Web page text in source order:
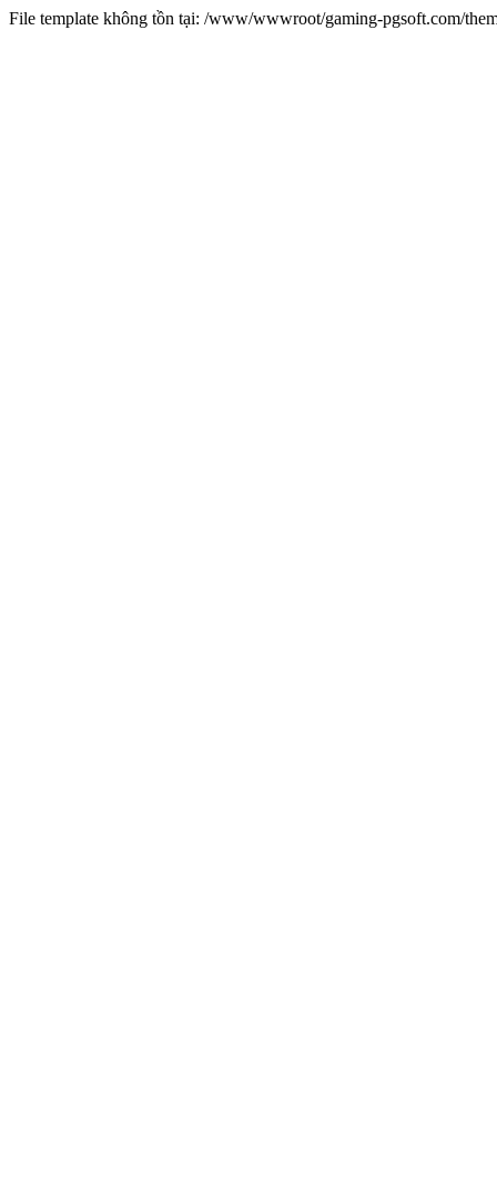
File template không tồn tại: /www/wwwroot/gaming-pgsoft.com/